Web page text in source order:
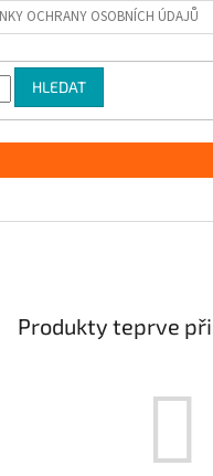
OCHRANY OSOBNÍCH ÚDAJŮ
HLEDAT
Produkty teprve